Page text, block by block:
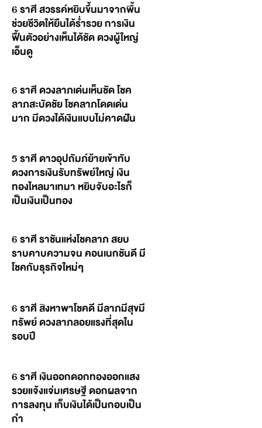
6 ราศี สวรรค์หยิบขึ้นมาจากพื้น
ช่วยชีวิตให้ยืนได้ร่ำรวย การเงิน
ฟื้นตัวอย่างเห็นได้ชัด ดวงผู้ใหญ่
เอ็นดู
6 ราศี ดวงลาภเด่นเห็นชัด โชค
ลาภสะบัดชัย โชคลาภโดดเด่น
มาก มีดวงได้เงินแบบไม่คาดฝัน
5 ราศี ดาวอุปถัมภ์ย้ายเข้าทับ
ดวงการเงินรับทรัพย์ใหญ่ เงิน
ทองไหลมาเทมา หยิบจับอะไรก็
เป็นเงินเป็นทอง
6 ราศี ราชันแห่งโชคลาภ สยบ
ราบคาบความจน คอนเนกชันดี มี
โชคกับธุรกิจใหม่ๆ
6 ราศี สิงหาพาโชคดี มีลาภมีสุขมี
ทรัพย์ ดวงลาภลอยแรงที่สุดใน
รอบปี
6 ราศี เงินออกดอกทองออกแสง
รวยแจ้งแจ่มเศรษฐี ดอกผลจาก
การลงทุน เก็บเงินได้เป็นกอบเป็น
กำ